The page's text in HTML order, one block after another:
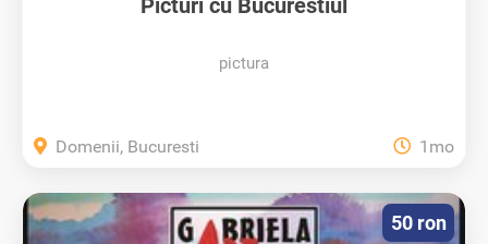
Picturi cu Bucurestiul
pictura
Domenii, Bucuresti 1mo
50 ron